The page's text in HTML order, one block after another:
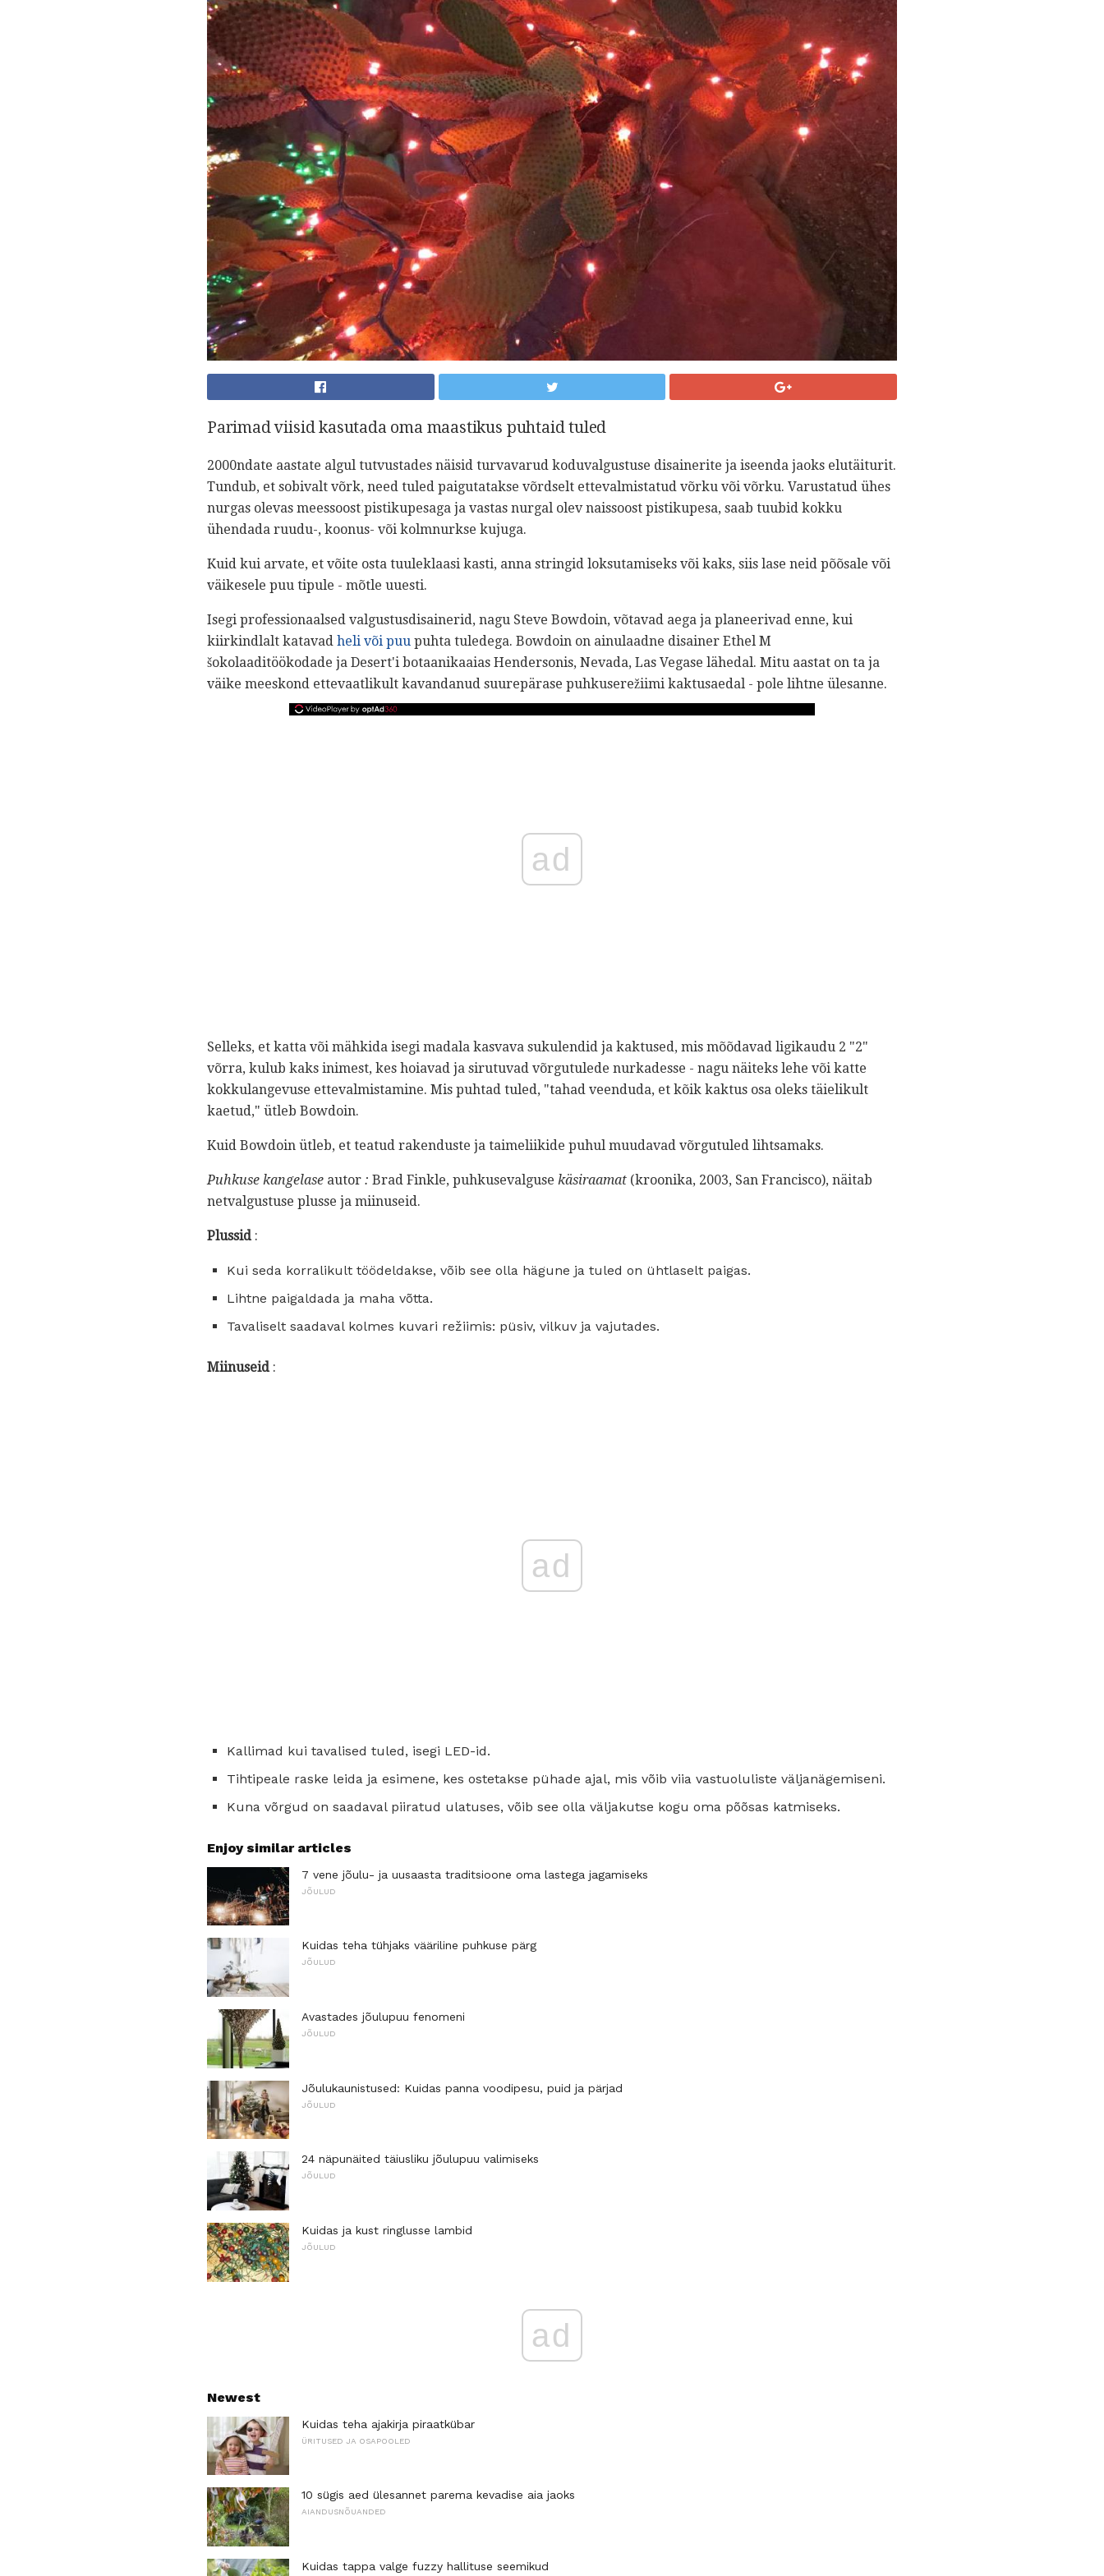
Parimad viisid kasutada oma maastikus puhtaid tuled
2000ndate aastate algul tutvustades näisid turvavarud koduvalgustuse disainerite ja iseenda jaoks elutäiturit.
Tundub, et sobivalt võrk, need tuled paigutatakse võrdselt ettevalmistatud võrku või võrku. Varustatud ühes
nurgas olevas meessoost pistikupesaga ja vastas nurgal olev naissoost pistikupesa, saab tuubid kokku
ühendada ruudu-, koonus- või kolmnurkse kujuga.
Kuid kui arvate, et võite osta tuuleklaasi kasti, anna stringid loksutamiseks või kaks, siis lase neid põõsale või
väikesele puu tipule - mõtle uuesti.
Isegi professionaalsed valgustusdisainerid, nagu Steve Bowdoin, võtavad aega ja planeerivad enne, kui
kiirkindlalt katavad heli või puu puhta tuledega. Bowdoin on ainulaadne disainer Ethel M
šokolaaditöökodade ja Desert'i botaanikaaias Hendersonis, Nevada, Las Vegase lähedal. Mitu aastat on ta ja
väike meeskond ettevaatlikult kavandanud suurepärase puhkuserežiimi kaktusaedal - pole lihtne ülesanne.
ad
Selleks, et katta või mähkida isegi madala kasvava sukulendid ja kaktused, mis mõõdavad ligikaudu 2 "2"
võrra, kulub kaks inimest, kes hoiavad ja sirutuvad võrgutulede nurkadesse - nagu näiteks lehe või katte
kokkulangevuse ettevalmistamine. Mis puhtad tuled, "tahad veenduda, et kõik kaktus osa oleks täielikult
kaetud," ütleb Bowdoin.
Kuid Bowdoin ütleb, et teatud rakenduste ja taimeliikide puhul muudavad võrgutuled lihtsamaks.
Puhkuse kangelase autor : Brad Finkle, puhkusevalguse käsiraamat (kroonika, 2003, San Francisco), näitab
netvalgustuse plusse ja miinuseid.
Plussid :
Kui seda korralikult töödeldakse, võib see olla hägune ja tuled on ühtlaselt paigas.
Lihtne paigaldada ja maha võtta.
Tavaliselt saadaval kolmes kuvari režiimis: püsiv, vilkuv ja vajutades.
Miinuseid :
ad
Kallimad kui tavalised tuled, isegi LED-id.
Tihtipeale raske leida ja esimene, kes ostetakse pühade ajal, mis võib viia vastuoluliste väljanägemiseni.
Kuna võrgud on saadaval piiratud ulatuses, võib see olla väljakutse kogu oma põõsas katmiseks.
Enjoy similar articles
7 vene jõulu- ja uusaasta traditsioone oma lastega jagamiseks
JÕULUD
Kuidas teha tühjaks vääriline puhkuse pärg
JÕULUD
Avastades jõulupuu fenomeni
JÕULUD
Jõulukaunistused: Kuidas panna voodipesu, puid ja pärjad
JÕULUD
24 näpunäited täiusliku jõulupuu valimiseks
JÕULUD
Kuidas ja kust ringlusse lambid
JÕULUD
ad
Newest
Kuidas teha ajakirja piraatkübar
ÜRITUSED JA OSAPOOLED
10 sügis aed ülesannet parema kevadise aia jaoks
AIANDUSNÕUANDED
Kuidas tappa valge fuzzy hallituse seemikud